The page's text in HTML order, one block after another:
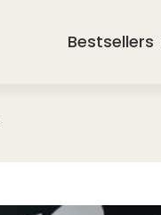
Bestsellers